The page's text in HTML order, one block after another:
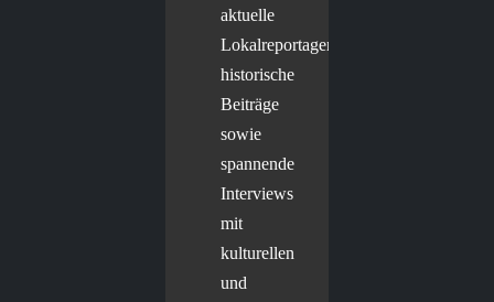
aktuelle
Lokalreportagen,
historische
Beiträge
sowie
spannende
Interviews
mit
kulturellen
und